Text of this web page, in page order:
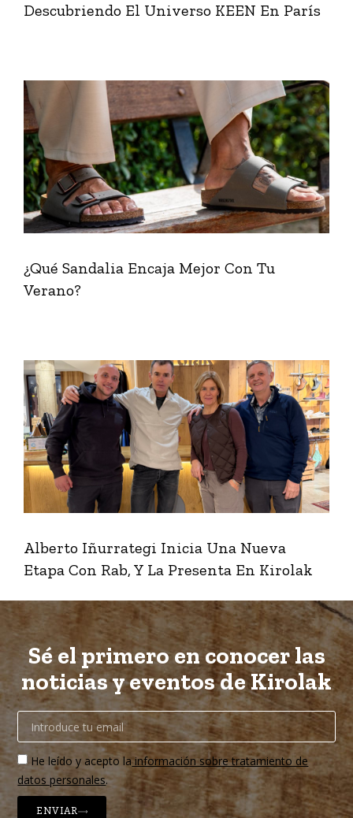
Descubriendo El Universo KEEN En París
¿Qué Sandalia Encaja Mejor Con Tu
Verano?
Alberto Iñurrategi Inicia Una Nueva
Etapa Con Rab, Y La Presenta En Kirolak
Sé el primero en conocer las
noticias y eventos de Kirolak
He leído y acepto lainformación sobre tratamiento de
datos personales.
ENVIAR